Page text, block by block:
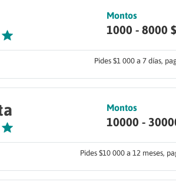
Montos
1000 - 8000 $
Pides $1 000 a 7 días,
Montos
10000 -
Pides $10 000 a 12 meses,